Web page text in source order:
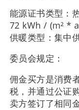
能源证书类型：
72 kWh / (m² *
供暖类型：集中
委员会规定：
佣金买方是消费
税，并通过公证
卖方签订了相同